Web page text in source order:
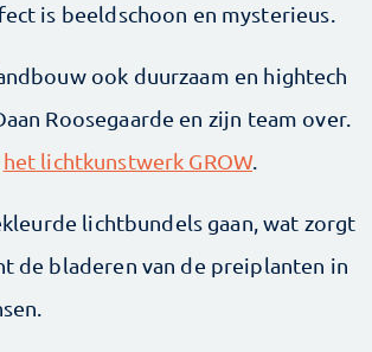
is beeldschoon en mysterieus.
ook duurzaam en hightech
Roosegaarde en zijn team over.
het lichtkunstwerk GROW.
lichtbundels gaan, wat zorgt
de bladeren van de preiplanten in